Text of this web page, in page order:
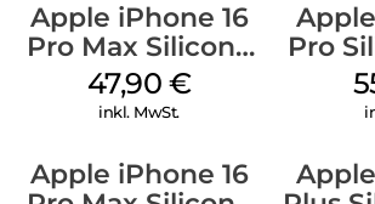
Apple iPhone 16
Pro Max Silicone
Case MagSafe
Black
47,90 €
inkl. MwSt.
Pro
Apple iPhone 16